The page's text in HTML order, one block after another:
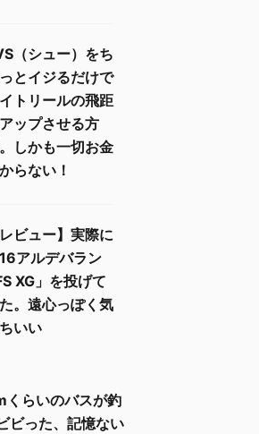
（シュー）をち
とイジるだけで
トリールの飛距
ップさせる方
しかも一切お金
らない！
レビュー】実際に
16アルデバラン
XG」を投げて
。遠心っぽく気
いい
らいのバスが釣
ビった、記憶ない